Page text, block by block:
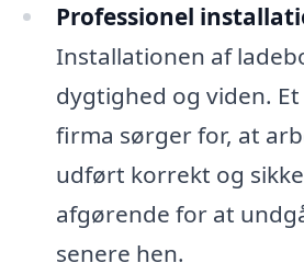
Professionel
Installationen af
dygtighed og viden.
firma sørger for, at
udført korrekt og
afgørende for at
senere hen.